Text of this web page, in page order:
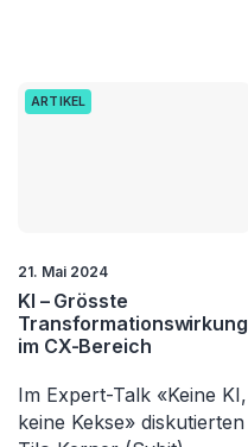
ARTIKEL
21. Mai 2024
KI – Grösste
Transformationswirkung
im CX-Bereich
Im Expert-Talk «Keine KI,
keine Kekse» diskutierten